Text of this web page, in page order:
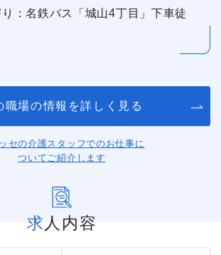
：名鉄バス「城山4丁目」下車徒
職場の情報を詳しく見る
セの介護スタッフでのお仕事に
ついてご紹介します
求人内容